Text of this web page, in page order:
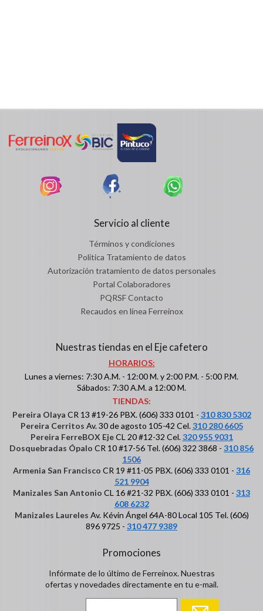
Servicio al cliente
Términos y condiciones
Política Tratamiento de datos
Autorización tratamiento de datos personales
Portal Colaboradores
PQRSF Contacto
Recaudos en línea Ferreinox
Nuestras tiendas en el Eje cafetero
HORARIOS:
Lunes a viernes: 7:30 A.M. - 12:00 M. y 2:00 P.M. - 5:00 P.M.
Sábados: 7:30 A.M. a 12:00 M.
TIENDAS:
Pereira Olaya CR 13 #19-26 PBX. (606) 333 0101 - 310 830 5302
Pereira Cerritos Av. 30 de agosto 105-42 Cel.310 280 6605
Pereira FerreBOX EjeCL 20 #12-32 Cel.320 955 9031
Dosquebradas Ópalo CR 10 #17-56 Tel. (606) 322 3868 - 310 856
1506
Armenia San Francisco CR 19 #11-05 PBX. (606) 333 0101 - 316
521 9904
Manizales San Antonio CL 16 #21-32 PBX. (606) 333 0101 - 313
608 6232
Manizales Laureles Av. Kévin Ángel 64A-80 Local 105 Tel. (606)
896 9725 - 310 477 9389
Promociones
Infórmate de lo último de Ferreinox. Nuestras
ofertas y novedades directamente en tu e-mail.